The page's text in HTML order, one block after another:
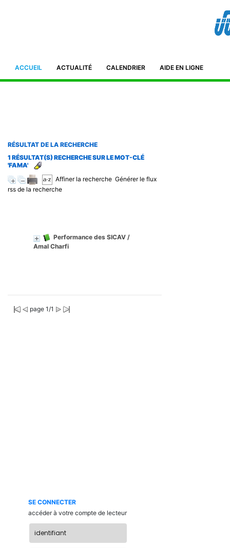
RÉSULTAT DE LA RECHERCHE
1 RÉSULTAT(S) RECHERCHE SUR LE MOT-CLÉ
'FAMA'
Affiner la recherche Générer le flux
rss de la recherche
Performance des SICAV /
Amal Charfi
page 1/1
ACCUEIL ACTUALITÉ CALENDRIER AIDE EN LIGNE
SE CONNECTER
accéder à votre compte de lecteur